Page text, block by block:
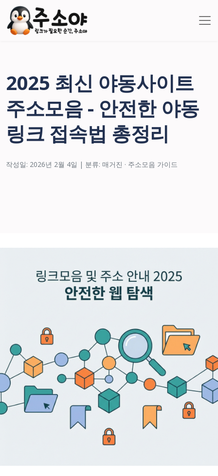
2025 최신 야동사이트
주소모음 - 안전한 야동
링크 접속법 총정리
작성일: 2026년 2월 4일 | 분류: 매거진 · 주소모음 가이드